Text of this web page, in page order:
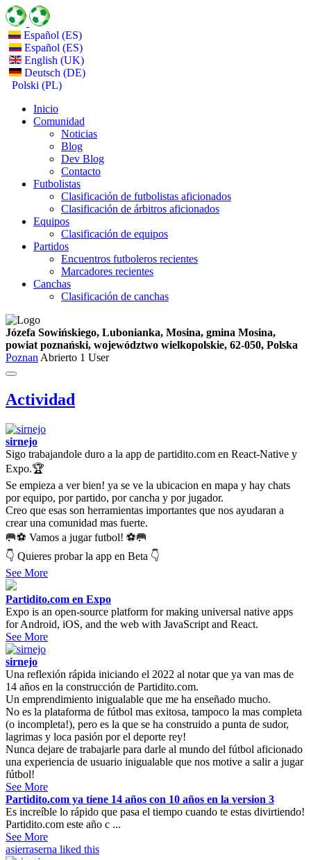
Español (ES)
Español (ES)
English (UK)
Deutsch (DE)
Polski (PL)
Inicio
Comunidad
Noticias
Blog
Dev Blog
Contacto
Futbolistas
Clasificación de futbolistas aficionados
Clasificación de árbitros aficionados
Equipos
Clasificación de equipos
Partidos
Encuentros futboleros recientes
Marcadores recientes
Canchas
Clasificación de canchas
Józefa Sowińskiego, Lubonianka, Mosina, gmina Mosina,
powiat poznański, województwo wielkopolskie, 62-050, Polska
Poznan Abrierto 1 User
Actividad
sirnejo
Sigo trabajandole duro a la app de partidito.com en React-Native y
Expo.🏆
Se empieza a ver bien! ya se ve la ubicacion en mapa y hay chats
por equipo, por partido, por cancha y por jugador.
Creo que esas son herramientas importantes que nos ayudaran a
crear una comunidad mas fuerte.
🥅⚽ Vamos a jugar futbol! ⚽🥅
👇 Quieres probar la app en Beta 👇
See More
Partidito.com en Expo
Expo is an open-source platform for making universal native apps
for Android, iOS, and the web with JavaScript and React.
See More
sirnejo
Una reflexión rápida iniciando el 2022 al notar que ya van mas de
14 años en la construcción de Partidito.com.
Un emprendimiento inigualable que me ha enseñado mucho.
No es la plataforma de fútbol mas exitosa, tampoco la mas completa
(o incompleta!), pero es la que se ha construido a punta de sudor,
lagrimas y loca pasión por el deporte rey!
Nunca dejare de trabajarle para darle al mundo del fútbol aficionado
una experiencia de usuario inigualable que nos motive a salir a jugar
fútbol!
See More
Partidito.com ya tiene 14 años con 10 años en la version 3
Es increíble lo rápido que pasa el tiempo cuando te estas divirtiendo!
Partidito.com este año c ...
See More
asierraserna liked this